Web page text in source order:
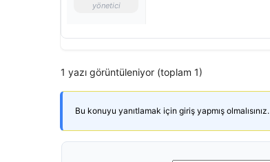
yönetici
1 yazı görüntüleniyor (toplam 1)
Bu konuyu yanıtlamak için giriş yapmış olmalısınız.